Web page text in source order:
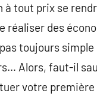
à tout prix se
réaliser des
pas toujours
Alors, faut-il
votre